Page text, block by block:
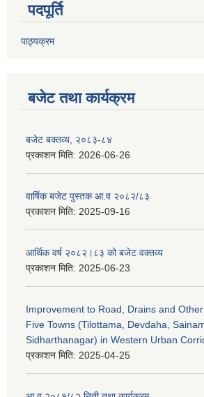
पदपूर्ति
पाठ्यक्रम
बजेट तथा कार्यक्रम
बजेट बक्तव्य, २०८३-८४
प्रकाशन मिति: 2026-06-26
वार्षिक बजेट पुस्तक आ.व २०८२/८३
प्रकाशन मिति: 2025-09-16
आर्थिक वर्ष २०८२।८३ को बजेट वक्तव्य
प्रकाशन मिति: 2025-06-23
Improvement to Road, Drains and
Five Towns (Tilottama, Devdaha,
Sidharthanagar) in Western Urban
प्रकाशन मिति: 2025-04-25